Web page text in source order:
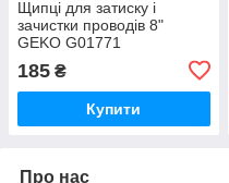
Щипці для затиску і
зачистки проводів 8"
GEKO G01771
185 ₴
Купити
Про нас